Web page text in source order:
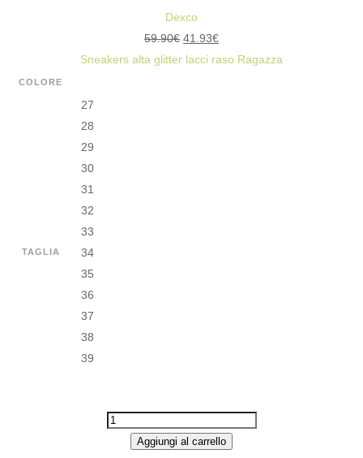
Dexco
59.90€ Il
prezzo
41.93€Il
prezzo
Sneakers alta glitter lacci raso Ragazza
COLORE
TAGLIA
27
28
29
30
31
32
33
34
35
36
37
38
39
SNEAKERS
Aggiungi al carrello